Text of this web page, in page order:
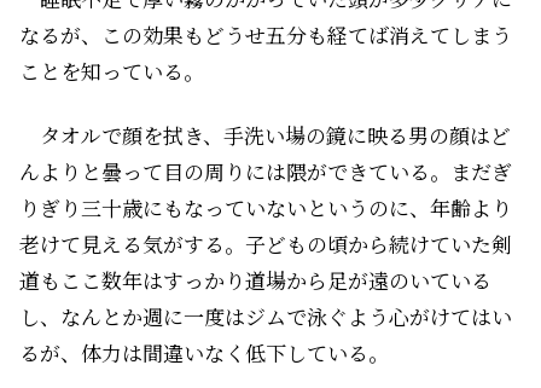
なるが、この効果もどうせ五分も経てば消えてしまう
ことを知っている。
タオルで顔を拭き、手洗い場の鏡に映る男の顔はど
んよりと曇って目の周りには隈ができている。まだぎ
りぎり三十歳にもなっていないというのに、年齢より
老けて見える気がする。子どもの頃から続けていた剣
道もここ数年はすっかり道場から足が遠のいている
し、なんとか週に一度はジムで泳ぐよう心がけてはい
るが、体力は間違いなく低下している。